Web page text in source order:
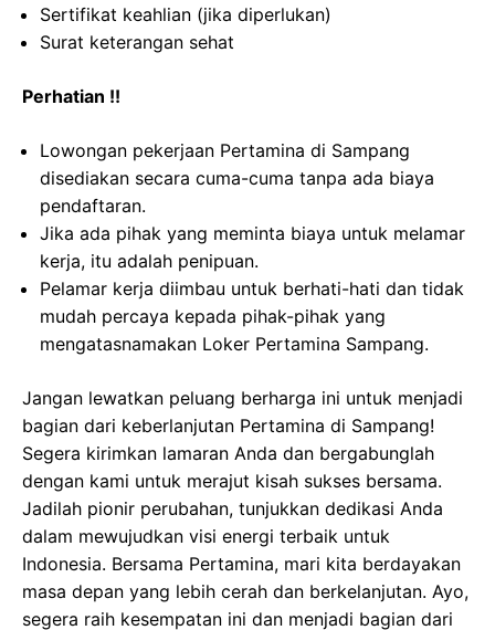
Sertifikat keahlian (jika diperlukan)
Surat keterangan sehat
Perhatian !!
Lowongan pekerjaan Pertamina di Sampang
disediakan secara cuma-cuma tanpa ada biaya
pendaftaran.
Jika ada pihak yang meminta biaya untuk melamar
kerja, itu adalah penipuan.
Pelamar kerja diimbau untuk berhati-hati dan tidak
mudah percaya kepada pihak-pihak yang
mengatasnamakan Loker Pertamina Sampang.
Jangan lewatkan peluang berharga ini untuk menjadi
bagian dari keberlanjutan Pertamina di Sampang!
Segera kirimkan lamaran Anda dan bergabunglah
dengan kami untuk merajut kisah sukses bersama.
Jadilah pionir perubahan, tunjukkan dedikasi Anda
dalam mewujudkan visi energi terbaik untuk
Indonesia. Bersama Pertamina, mari kita berdayakan
masa depan yang lebih cerah dan berkelanjutan. Ayo,
segera raih kesempatan ini dan menjadi bagian dari